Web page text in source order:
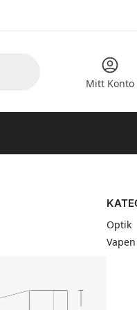
Mitt Konto
Optik
Vapen